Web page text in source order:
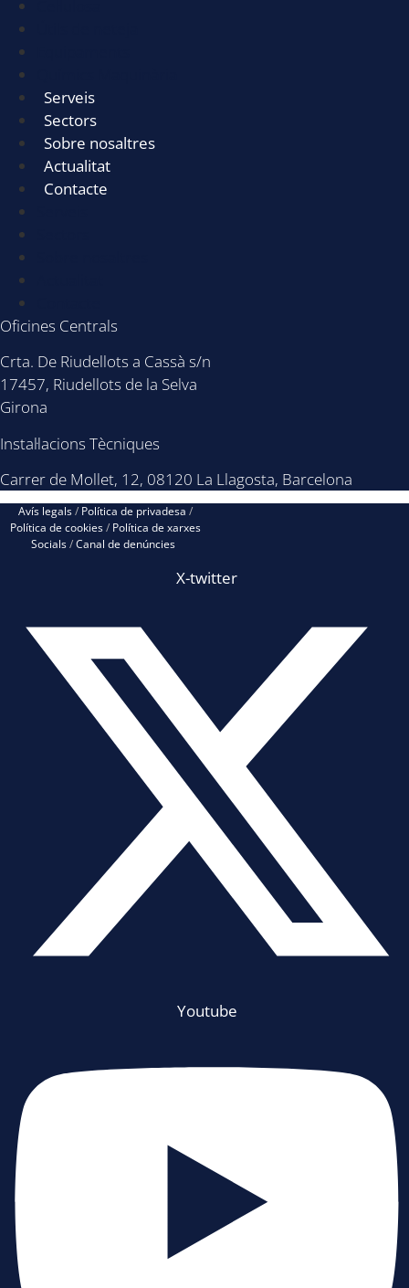
Serveis
Sectors
Sobre nosaltres
Actualitat
Contacte
Oficines Centrals
Crta. De Riudellots a Cassà s/n
17457, Riudellots de la Selva
Girona
Instal·lacions Tècniques
Carrer de Mollet, 12, 08120 La Llagosta, Barcelona
Avís legals/ Política de privadesa /
Política de cookies/ Política de xarxes
Socials/Canal de denúncies
X-twitter
Youtube